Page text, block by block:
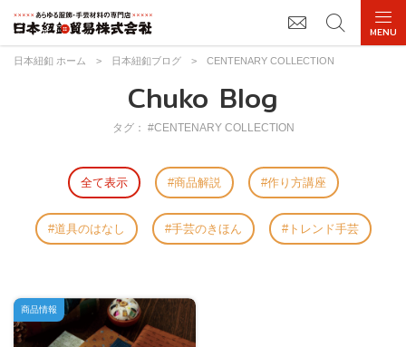
日本紐釦 ホーム > 日本紐釦ブログ > CENTENARY COLLECTION
Chuko Blog
タグ： #CENTENARY COLLECTION
全て表示 商品解説 作り方講座
道具のはなし 手芸のきほん トレンド手芸
商品情報